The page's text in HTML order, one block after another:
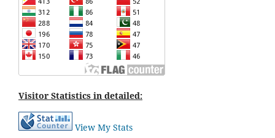
Visitor Statistics in detailed:
View My Stats